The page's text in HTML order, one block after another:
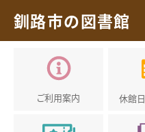
釧路市の図書館
ご利用案内 休館日